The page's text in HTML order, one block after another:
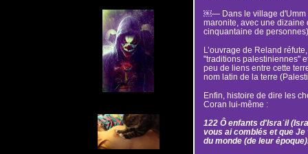
￼— Dans le village d'Umm
maronite, avec une dizaine
cinquantaine de
L’ouvrage de Reland
"traditions palestiniennes"
peu de liens entre cette
nom latin de la terre
Enfin, histoire de dire les
Coran lui-même :
122 Ô enfants d'Israʾil
vous ai comblés et que
du monde (de leur